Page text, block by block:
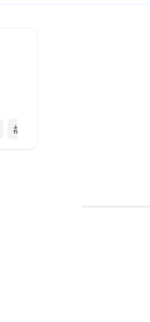
# 动态滤镜特效